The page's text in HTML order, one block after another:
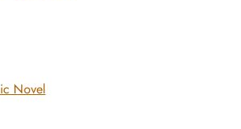
Novel